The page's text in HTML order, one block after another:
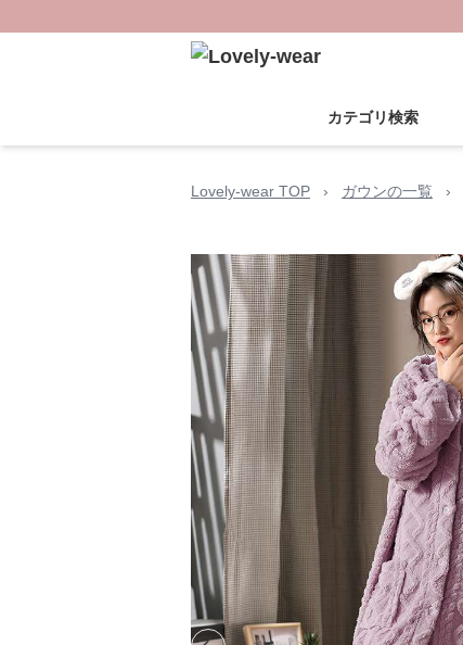
カテゴリ検索
Lovely-wear TOP › ガウンの一覧 ›